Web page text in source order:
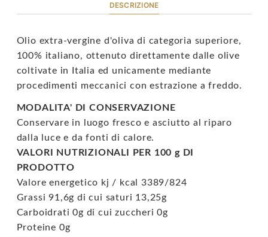
DESCRIZIONE
Olio extra-vergine d'oliva di categoria superiore,
100% italiano, ottenuto direttamente dalle olive
coltivate in Italia ed unicamente mediante
procedimenti meccanici con estrazione a freddo.
MODALITA' DI CONSERVAZIONE
Conservare in luogo fresco e asciutto al riparo
dalla luce e da fonti di calore.
VALORI NUTRIZIONALI PER 100 g DI
PRODOTTO
Valore energetico kj / kcal 3389/824
Grassi 91,6g di cui saturi 13,25g
Carboidrati 0g di cui zuccheri 0g
Proteine 0g